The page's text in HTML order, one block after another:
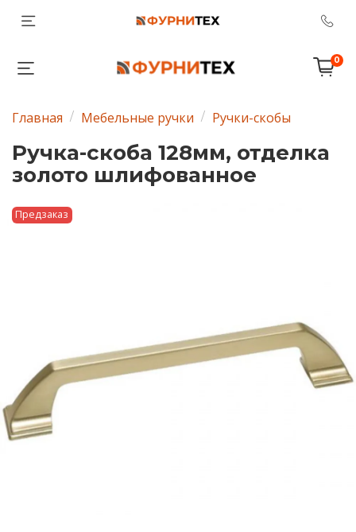
0
Главная Мебельные ручки Ручки-скобы
Ручка-скоба 128мм, отделка
золото шлифованное
Предзаказ